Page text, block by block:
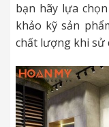
bạn hãy lựa
khảo kỹ sản
chất lượng khi sử